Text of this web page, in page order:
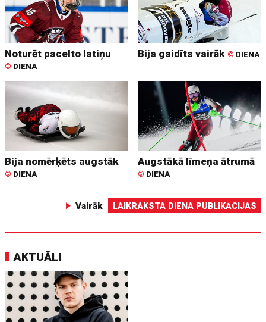
Noturēt pacelto latiņu
© DIENA
Bija gaidīts vairāk © DIENA
Bija nomērķēts augstāk
© DIENA
Augstākā līmeņa ātrumā
© DIENA
Vairāk LAIKRAKSTA DIENA PUBLIKĀCIJAS
AKTUĀLI